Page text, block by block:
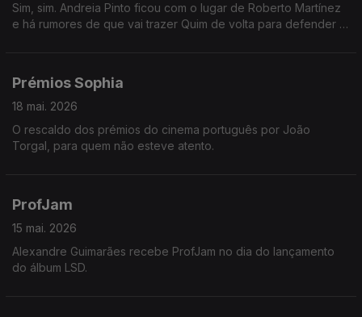
Sim, sim. Andreia Pinto ficou com o lugar de Roberto Martínez
e há rumores de que vai trazer Quim de volta para defender a
Prémios Sophia
18 mai. 2026
O rescaldo dos prémios do cinema português por João
Torgal, para quem não esteve atento.
ProfJam
15 mai. 2026
Alexandre Guimarães recebe ProfJam no dia do lançamento
do álbum LSD.